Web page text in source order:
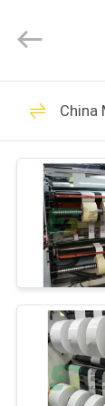
CASA
VÍDEOS
SOBRE
NÓS
CO,LTD.
China